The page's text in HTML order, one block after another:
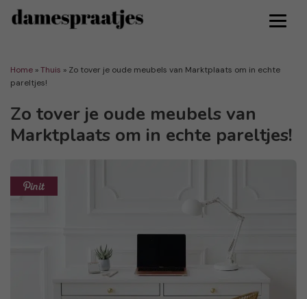
Home »Thuis » Zo tover je oude meubels van Marktplaats om in echte
pareltjes!
Zo tover je oude meubels van
Marktplaats om in echte pareltjes!